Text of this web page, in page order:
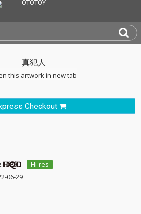
this artwork in new tab
Checkout
Hi-res
06-29